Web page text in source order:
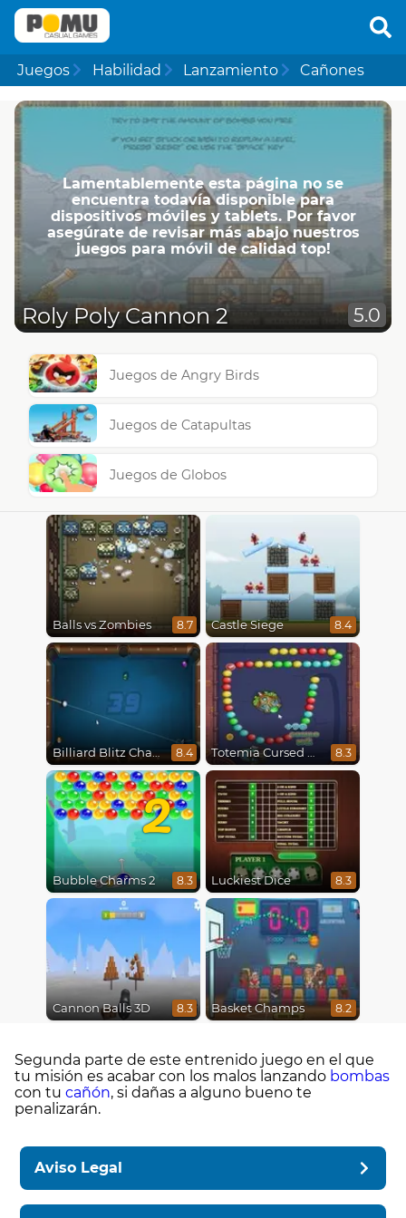
Juegos Habilidad Lanzamiento Cañones
Lamentablemente esta página no se
encuentra todavía disponible para
dispositivos móviles y tablets. Por favor
asegúrate de revisar más abajo nuestros
juegos para móvil de calidad top!
Roly Poly Cannon 2 5.0
Juegos de Angry Birds
Juegos de Catapultas
Juegos de Globos
Balls vs Zombies 8.7 Castle Siege 8.4
Billiard Blitz Challenge 8.4 Totemia Cursed Marbles 8.3
2
Bubble Charms 2 8.3 Luckiest Dice 8.3
Cannon Balls 3D 8.3 Basket Champs 8.2
Segunda parte de este entrenido juego en el que
tu misión es acabar con los malos lanzando bombas
con tu cañón, si dañas a alguno bueno te
penalizarán.
Aviso Legal